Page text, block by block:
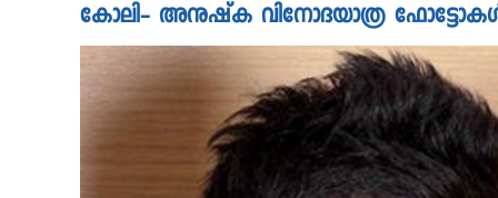
കോലി- അനുഷ്‌ക വിനോദയാത്ര